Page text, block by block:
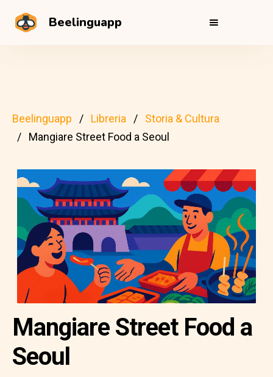
Beelinguapp
Beelinguapp Libreria
Storia & Cultura
Mangiare Street Food a Seoul
Mangiare Street Food a
Seoul